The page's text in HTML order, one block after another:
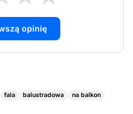
opinię
fala balustradowa
na balkon